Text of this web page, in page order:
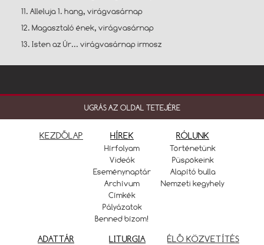
11. Alleluja 1. hang, virágvasárnap
12. Magasztaló ének, virágvasárnap
13. Isten az Úr... virágvasárnap irmosz
UGRÁS AZ OLDAL TETEJÉRE
KEZDŐLAP HÍREK
Hírfolyam
Videók
Eseménynaptár
Archívum
Címkék
Pályázatok
Benned bízom!
RÓLUNK
Történetünk
Püspökeink
Alapító bulla
Nemzeti kegyhely
ADATTÁR LITURGIA ÉLŐ KÖZVETÍTÉS